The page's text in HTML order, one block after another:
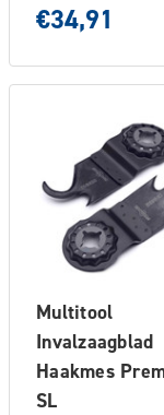
€34,91
Multitool
Invalzaagblad
Haakmes
SL